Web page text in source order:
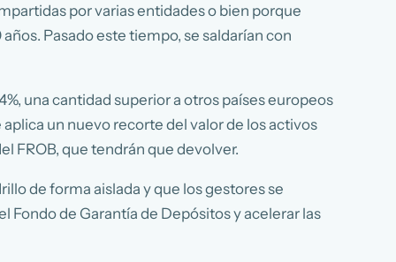
por varias entidades o bien porque
Pasado este tiempo, se saldarían con
una cantidad superior a otros países europeos
un nuevo recorte del valor de los activos
FROB, que tendrán que devolver.
de forma aislada y que los gestores se
Fondo de Garantía de Depósitos y acelerar las